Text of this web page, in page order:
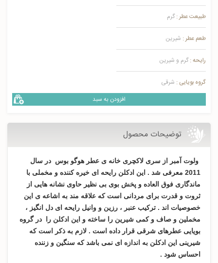
طبیعت عطر : گرم
طعم عطر : شیرین
رایحه : گرم و شیرین
گروه بویایی : شرقی
افزودن به سبد
توضیحات محصول
ولوت آمبر از سری لاکچری خانه ی عطر هوگو بوس در سال
2011 معرفی شد . این ادکلن رایحه ای خیره کننده و مخملی با
ماندگاری فوق العاده و پخش بوی بی نظیر حاوی نشانه هایی از
ثروت و قدرت برای مردانی است که علاقه مند به اشاعه ی این
خصوصیات اند . ترکیب عنبر ، رزین و وانیل رایحه ای دل انگیز ،
مخملین و صاف و کمی شیرین را ساخته و این ادکلن را در گروه
بویایی عطرهای شرقی قرار داده است . لازم به ذکر است که
شیرینی این ادکلن به اندازه ای نمی باشد که سنگین و زننده
احساس شود .